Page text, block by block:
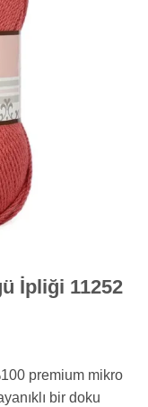
İpliği 11252
premium mikro
bir doku